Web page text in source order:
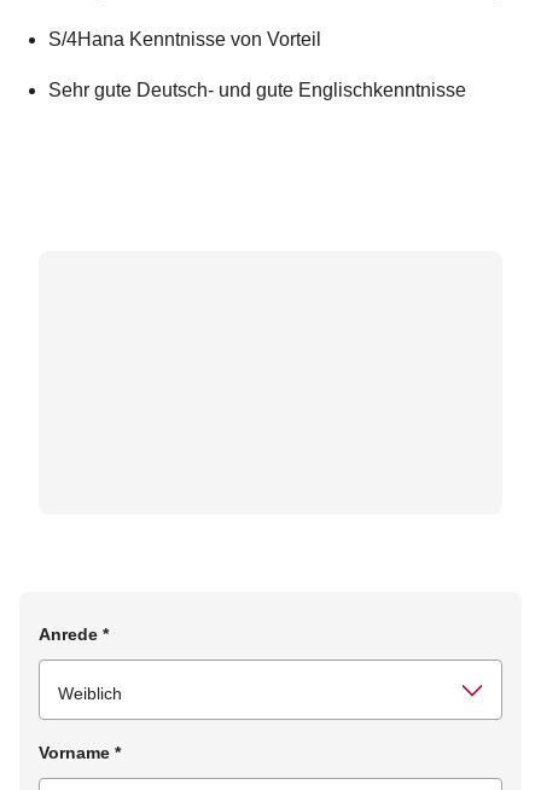
S/4Hana Kenntnisse von Vorteil
Sehr gute Deutsch- und gute Englischkenntnisse
Anrede *
Vorname *